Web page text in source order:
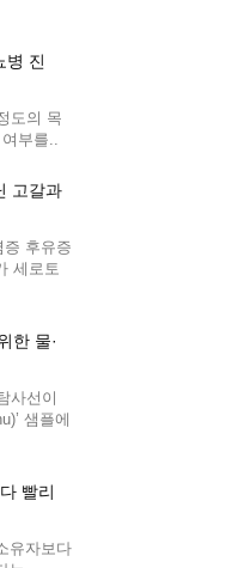
병 진
도의 목
부를..
고갈과
증 후유증
세로토
한 물·
사선이
샘플에
빨리
유자보다